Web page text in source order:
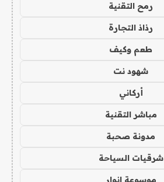
رمح التقنية
رذاذ التجارة
طعم وكيف
شهود نت
أركاني
مباشر التقنية
مدونة صحبة
شرقيات السياحة
موسوعة انوار